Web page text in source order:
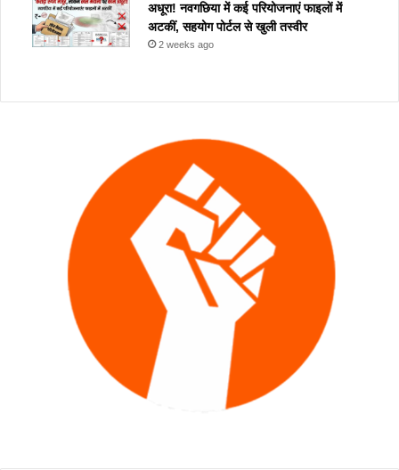
अधूरा! नवगछिया में कई परियोजनाएं फाइलों में
अटकीं, सहयोग पोर्टल से खुली तस्वीर
2 weeks ago